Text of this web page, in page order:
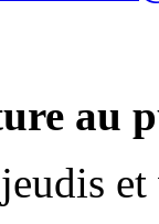
au
et